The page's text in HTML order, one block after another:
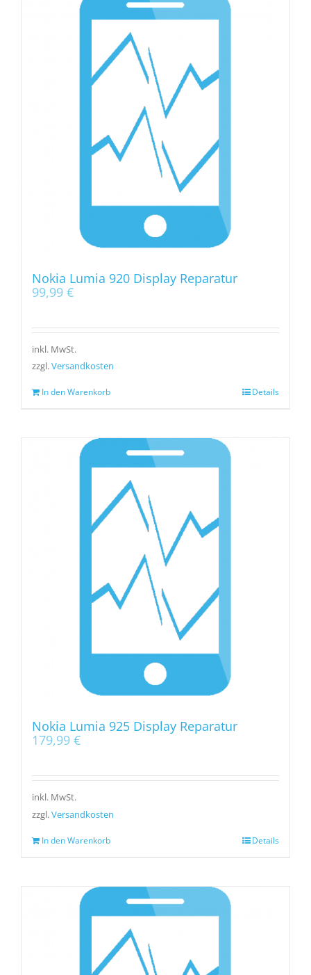
Nokia Lumia 920 Display Reparatur
99,99 €
inkl. MwSt.
zzgl.Versandkosten
In den Warenkorb Details
Nokia Lumia 925 Display Reparatur
179,99 €
inkl. MwSt.
zzgl.Versandkosten
In den Warenkorb Details